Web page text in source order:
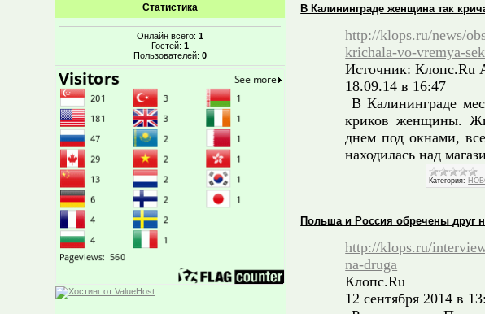
Статистика
Онлайн всего:1
Гостей:1
Пользователей:0
В Калининграде женщина так
http://klops.ru/news/
krichala-vo-vremya-
Источник: Клопс.Ru
18.09.14 в 16:47
В Калининграде
криков женщины.
днем под окнами,
находилась над
Категория:
Польша и Россия обречены друг
http://klops.ru/
na-druga
Клопс.Ru
12 сентября 2014 в